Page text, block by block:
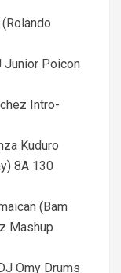
Junior Poicon
Intro-
Kuduro
8A 130
(Bam
Mashup
Omy Drums